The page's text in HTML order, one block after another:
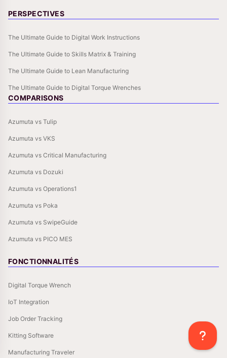
PERSPECTIVES
The Ultimate Guide to Digital Work Instructions
The Ultimate Guide to Skills Matrix & Training
The Ultimate Guide to Lean Manufacturing
The Ultimate Guide to Digital Torque Wrenches
COMPARISONS
Azumuta vs Tulip
Azumuta vs VKS
Azumuta vs Critical Manufacturing
Azumuta vs Dozuki
Azumuta vs Operations1
Azumuta vs Poka
Azumuta vs SwipeGuide
Azumuta vs PICO MES
FONCTIONNALITÉS
Digital Torque Wrench
IoT Integration
Job Order Tracking
Kitting Software
Manufacturing Traveler